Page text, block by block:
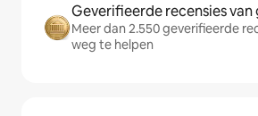
Geverifieerde recensies van
Meer dan 2.550 geverifieerde
weg te helpen